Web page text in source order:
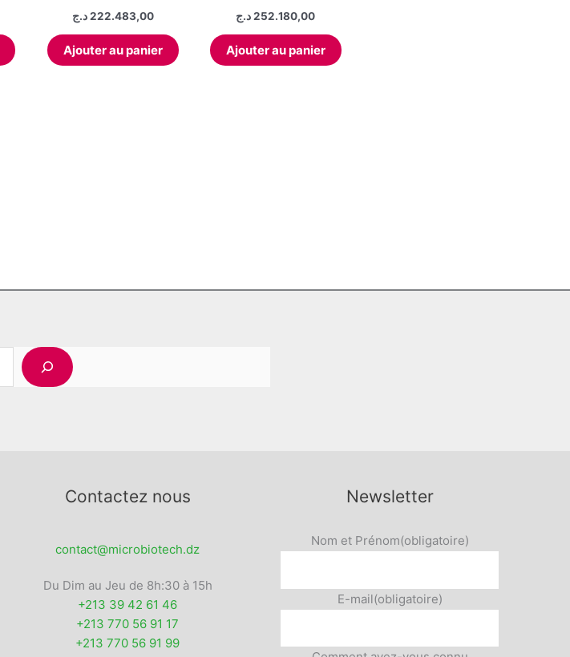
222.483,00 د.ج
Ajouter au panier
252.180,00 د.ج
Ajouter au panier
Rechercher
Contactez nous
contact@microbiotech.dz
Du Dim au Jeu de 8h:30 à 15h
+213 39 42 61 46
+213 770 56 91 17
+213 770 56 91 99
Newsletter
Nom et Prénom(obligatoire)
E-mail(obligatoire)